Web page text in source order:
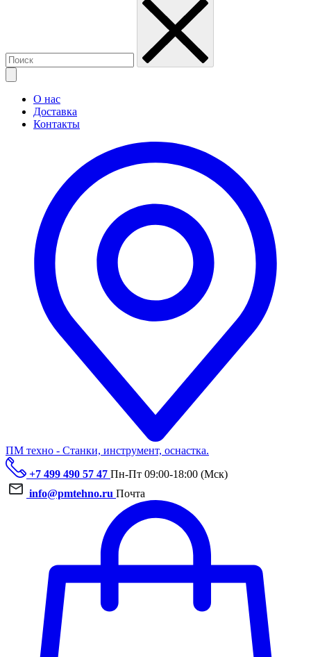
О нас
Доставка
Контакты
ПМ техно - Станки, инструмент, оснастка.
+7 499 490 57 47 Пн-Пт 09:00-18:00 (Мск)
info@pmtehno.ru Почта